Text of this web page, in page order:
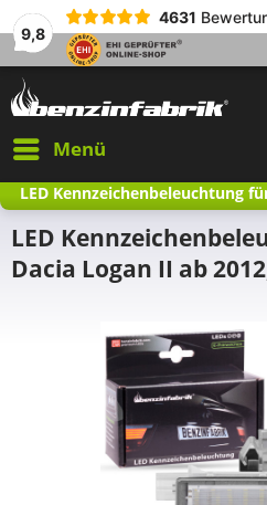
9,8
4631
Menü
LED Kennzeichenbeleuchtung
LED
Dacia Logan II ab